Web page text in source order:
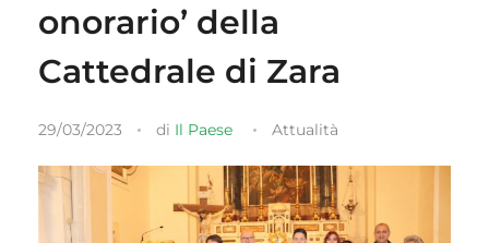
onorario’ della
Cattedrale di Zara
29/03/2023 di Il Paese Attualità